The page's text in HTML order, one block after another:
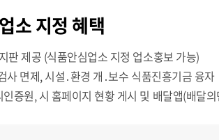
소 지정 혜택
판 제공 (식품안심업소 지정 업소홍보 가능)
사 면제, 시설․환경 개․보수 식품진흥기금 융자
증원, 시 홈페이지 현황 게시 및 배달앱(배달